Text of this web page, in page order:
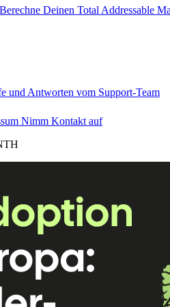
Berechne Deinen Total Addressable
und Antworten vom Support-Team
Nimm Kontakt auf